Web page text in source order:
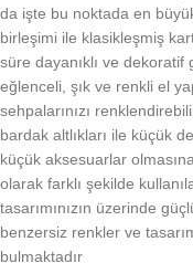
da işte bu noktada en
birleşimi ile klasikleşmiş
süre dayanıklı ve
eğlenceli, şık ve renkli el
sehpalarınızı
bardak altlıkları ile küçük
küçük aksesuarlar
olarak farklı şekilde
tasarımınızın üzerinde
benzersiz renkler ve
bulmaktadır